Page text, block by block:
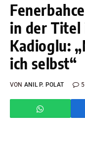
in der Titel
Kadioglu:
ich selbst“
VON ANIL P. POLAT 5